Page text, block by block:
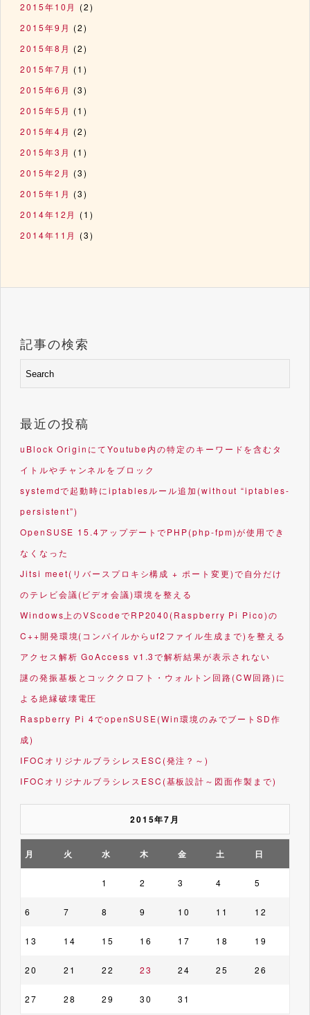
2015年10月 (2)
2015年9月 (2)
2015年8月 (2)
2015年7月 (1)
2015年6月 (3)
2015年5月 (1)
2015年4月 (2)
2015年3月 (1)
2015年2月 (3)
2015年1月 (3)
2014年12月 (1)
2014年11月 (3)
記事の検索
最近の投稿
uBlock OriginにてYoutube内の特定のキーワードを含むタ
イトルやチャンネルをブロック
systemdで起動時にiptablesルール追加(without “iptables-
persistent”)
OpenSUSE 15.4アップデートでPHP(php-fpm)が使用でき
なくなった
Jitsi meet(リバースプロキシ構成 + ポート変更)で自分だけ
のテレビ会議(ビデオ会議)環境を整える
Windows上のVScodeでRP2040(Raspberry Pi Pico)の
C++開発環境(コンパイルからuf2ファイル生成まで)を整える
アクセス解析 GoAccess v1.3で解析結果が表示されない
謎の発振基板とコッククロフト・ウォルトン回路(CW回路)に
よる絶縁破壊電圧
Raspberry Pi 4でopenSUSE(Win環境のみでブートSD作
成)
IFOCオリジナルブラシレスESC(発注？～)
IFOCオリジナルブラシレスESC(基板設計～図面作製まで)
2015年7月
月 火 水 木 金 土 日
1 2 3 4 5
6 7 8 9 10 11 12
13 14 15 16 17 18 19
20 21 22 23 24 25 26
27 28 29 30 31